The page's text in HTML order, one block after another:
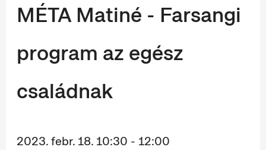
MÉTA Matiné - Farsangi
program az egész
családnak
2023. febr. 18. 10:30 - 12:00